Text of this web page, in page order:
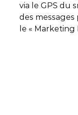
via le GPS du
des
le «